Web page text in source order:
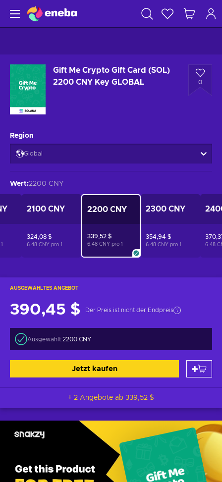
Gift Me Crypto Gift Card (SOL)
2200 CNY Key GLOBAL
0
AUSGEWÄHLTES ANGEBOT
390,45 $ Der Preis ist nicht der Endpreis
Ausgewählt:2200 CNY
Jetzt kaufen
+ 2 Angebote ab 339,52 $
Region
Global
Wert:2200 CNY
1
2100 CNY
324,08 $
6.48 CNY pro 1
2200 CNY
339,52 $
6.48 CNY pro 1
2300 CNY
354,94 $
6.48 CNY pro 1 6.48